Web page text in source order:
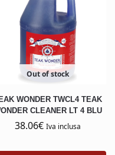
Out of stock
WONDER TWCL4 TEAK
CLEANER LT 4 BLU
38.06€ Iva inclusa